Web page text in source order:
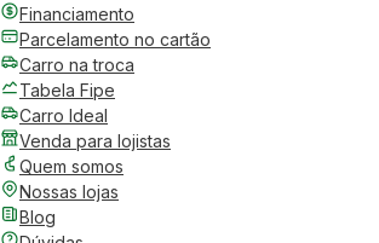
Financiamento
Parcelamento no cartão
Carro na troca
Tabela Fipe
Carro Ideal
Venda para lojistas
Quem somos
Nossas lojas
Blog